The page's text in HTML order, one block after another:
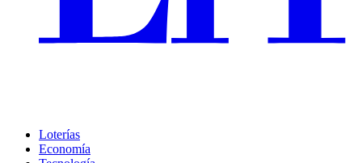
Loterías
Economía